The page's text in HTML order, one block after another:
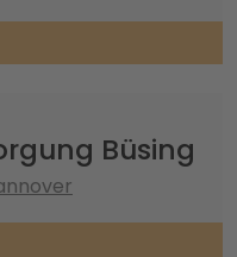
Büsing